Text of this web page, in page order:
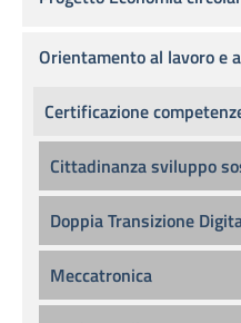
Orientamento al lavoro e
Certificazione
Cittadinanza sviluppo
Doppia Transizione
Meccatronica